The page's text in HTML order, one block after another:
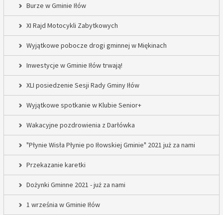
Burze w Gminie Iłów
XI Rajd Motocykli Zabytkowych
Wyjątkowe pobocze drogi gminnej w Miękinach
Inwestycje w Gminie Iłów trwają!
XLI posiedzenie Sesji Rady Gminy Iłów
Wyjątkowe spotkanie w Klubie Senior+
Wakacyjne pozdrowienia z Darłówka
"Płynie Wisła Płynie po Iłowskiej Gminie" 2021 już za nami
Przekazanie karetki
Dożynki Gminne 2021 - już za nami
1 września w Gminie Iłów